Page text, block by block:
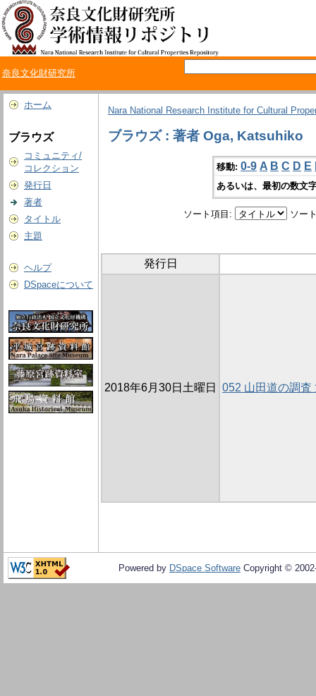
奈良文化財研究所
ホーム
ブラウズ
コミュニティ/
コレクション
発行日
著者
タイトル
主題
ヘルプ
DSpaceについて
Nara National Research Institute for Cultural
ブラウズ : 著者 Oga, Katsuhiko
移動: 0-9 A B C D E
あるいは、最初の数文
ソート項目: ソー
発行日
2018年6月30日土曜日 052 山田道の調査
Powered by DSpace Software Copyright ©